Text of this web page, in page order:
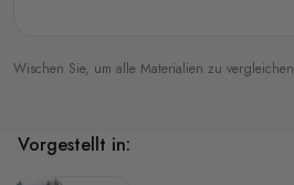
Wischen Sie, um alle Materialien zu vergleichen
Vorgestellt in: